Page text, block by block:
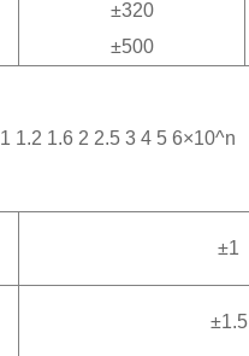
±320
±500
1 1.2 1.6 2 2.5 3 4 5 6×10^n
±1
±1.5